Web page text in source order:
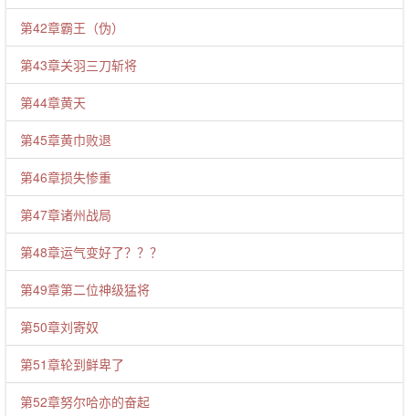
第42章霸王（伪）
第43章关羽三刀斩将
第44章黄天
第45章黄巾败退
第46章损失惨重
第47章诸州战局
第48章运气变好了？？？
第49章第二位神级猛将
第50章刘寄奴
第51章轮到鲜卑了
第52章努尔哈亦的奋起